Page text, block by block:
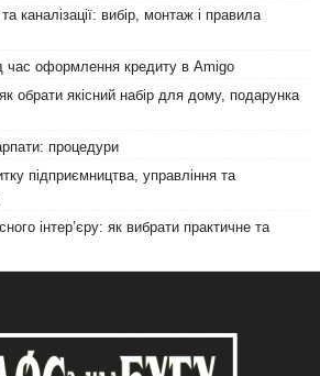
каналізації: вибір, монтаж і правила
час оформлення кредиту в Amigo
обрати якісний набір для дому, подарунка
процедури
підприємництва, управління та
інтер’єру: як вибрати практичне та